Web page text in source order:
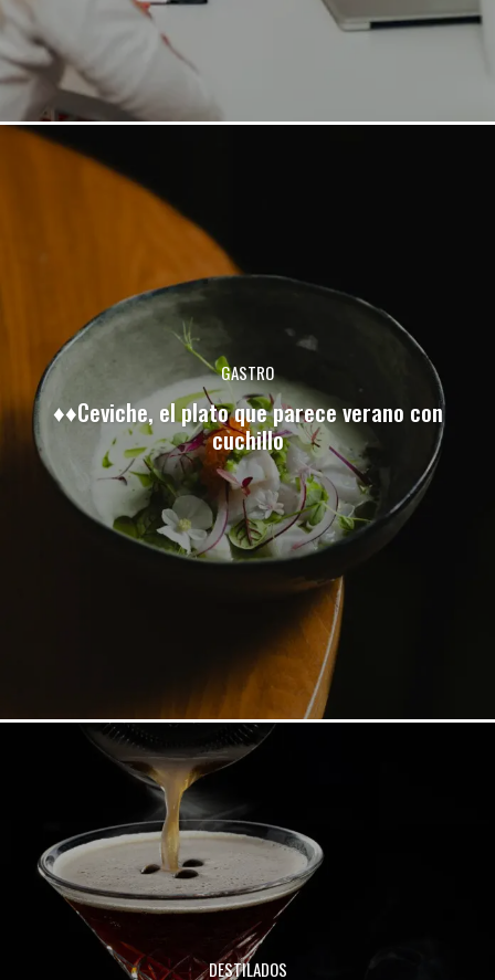
GASTRO
♦♦Ceviche, el plato que parece verano con
cuchillo
DESTILADOS